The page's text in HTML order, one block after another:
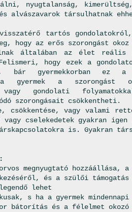
nyugtalanság, kimerültség,
alvászavarok társulhatnak
tartós
hogy az erős szorongást okoz
általában az élet reális
hogy ezek a
bár gyermekkorban
gyermek a szorongást
( vagy gondolati
szorongásait csökkentheti.
csökkentése, vagy valami
vagy cselekedetek gyakran
is. Gyakran
megnyugtató
és a szülői
lehet
s ha a gyermek
bátorítás és a félelmet okozó